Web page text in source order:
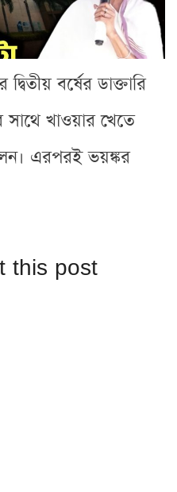
বর্ষের ডাক্তারি
সাথে খাওয়ার খেতে
এরপরই ভয়ঙ্কর
this post